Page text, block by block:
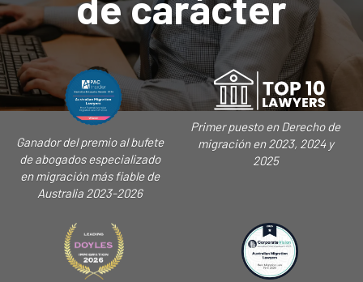
Ganador del premio al bufete
de abogados especializado
en migración más fiable de
Australia 2023-2026
Primer puesto en Derecho de
migración en 2023, 2024 y
2025